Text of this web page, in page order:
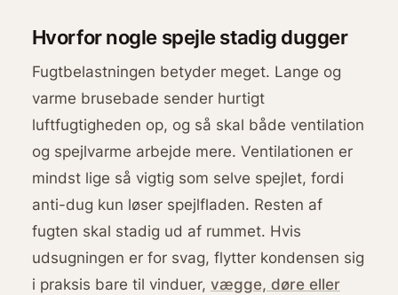
Hvorfor nogle spejle stadig dugger
Fugtbelastningen betyder meget. Lange og
varme brusebade sender hurtigt
luftfugtigheden op, og så skal både ventilation
og spejlvarme arbejde mere. Ventilationen er
mindst lige så vigtig som selve spejlet, fordi
anti-dug kun løser spejlfladen. Resten af
fugten skal stadig ud af rummet. Hvis
udsugningen er for svag, flytter kondensen sig
i praksis bare til vinduer, vægge, døre eller